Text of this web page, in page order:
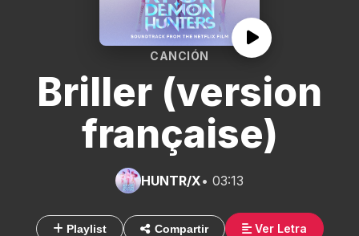
CANCIÓN
Briller (version
française)
HUNTR/X• 03:13
Playlist Compartir Ver Letra